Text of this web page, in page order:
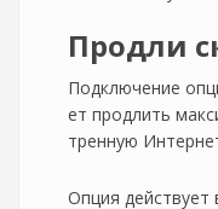
Продли
Подключение
ет продлить
тренную
Опция действует